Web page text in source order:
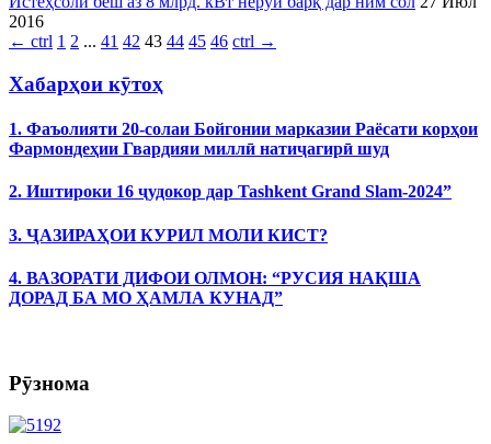
2016
← ctrl 1 2 ... 41 42 43 44 45 46 ctrl →
Хабарҳои кӯтоҳ
1. Фаъолияти 20-солаи Бойгонии марказии Раёсати корҳои
Фармондеҳии Гвардияи миллӣ натиҷагирӣ шуд
2. Иштироки 16 ҷудокор дар Tashkent Grand Slam-2024”
3. ҶАЗИРАҲОИ КУРИЛ МОЛИ КИСТ?
4. ВАЗОРАТИ ДИФОИ ОЛМОН: “РУСИЯ НАҚША
ДОРАД БА МО ҲАМЛА КУНАД”
Рӯзнома